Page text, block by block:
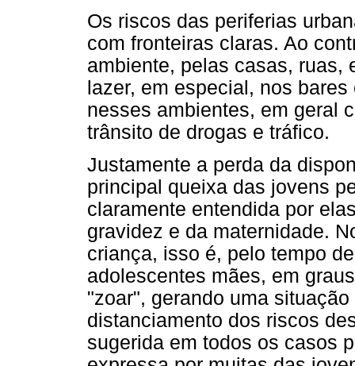
Os riscos das periferias
com fronteiras claras. Ao
ambiente, pelas casas, ruas,
lazer, em especial, nos
nesses ambientes, em geral
trânsito de drogas e tráfico.
Justamente a perda da
principal queixa das jovens
claramente entendida por
gravidez e da maternidade.
criança, isso é, pelo tempo
adolescentes mães, em
"zoar", gerando uma
distanciamento dos riscos
sugerida em todos os casos